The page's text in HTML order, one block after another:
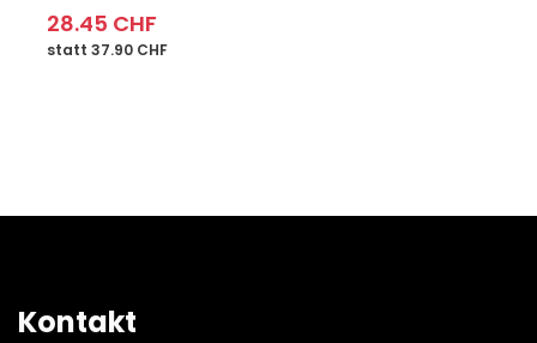
28.45 CHF
statt 37.90 CHF
Kontakt